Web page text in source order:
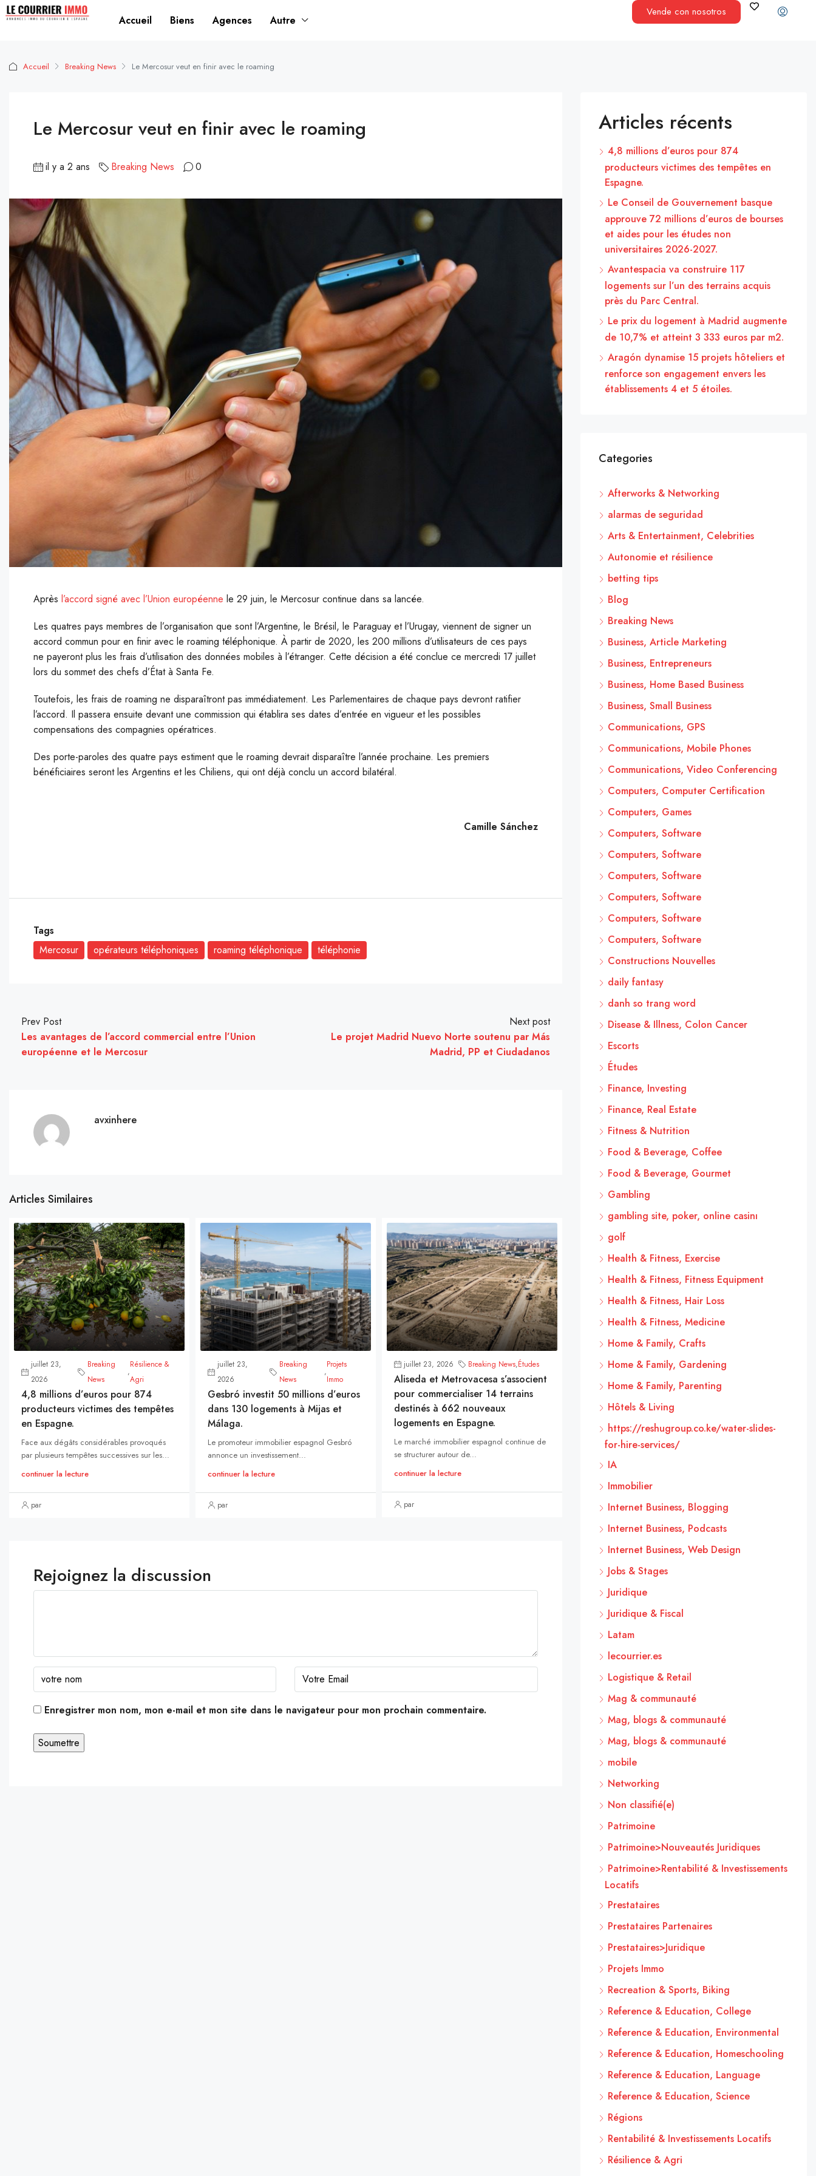
Accueil Biens Agences Autre
Vende con nosotros
Accueil Breaking News Le Mercosur veut en finir avec le roaming
Le Mercosur veut en finir avec le roaming
il y a 2 ans Breaking News 0
Après l’accord signé avec l’Union européenne le 29 juin, le Mercosur continue dans sa lancée.
Les quatres pays membres de l’organisation que sont l’Argentine, le Brésil, le Paraguay et l’Urugay, viennent de signer un
accord commun pour en finir avec le roaming téléphonique. À partir de 2020, les 200 millions d’utilisateurs de ces pays
ne payeront plus les frais d’utilisation des données mobiles à l’étranger. Cette décision a été conclue ce mercredi 17 juillet
lors du sommet des chefs d’État à Santa Fe.
Toutefois, les frais de roaming ne disparaîtront pas immédiatement. Les Parlementaires de chaque pays devront ratifier
l’accord. Il passera ensuite devant une commission qui établira ses dates d’entrée en vigueur et les possibles
compensations des compagnies opératrices.
Des porte-paroles des quatre pays estiment que le roaming devrait disparaître l’année prochaine. Les premiers
bénéficiaires seront les Argentins et les Chiliens, qui ont déjà conclu un accord bilatéral.
Camille Sánchez
Tags
Mercosur
opérateurs téléphoniques roaming téléphonique téléphonie
Prev Post
Les avantages de l’accord commercial entre l’Union
européenne et le Mercosur
Next post
Le projet Madrid Nuevo Norte soutenu par Más
Madrid, PP et Ciudadanos
avxinhere
Articles Similaires
juillet 23,
2026
Breaking
News
,
Résilience &
Agri
4,8 millions d’euros pour 874
producteurs victimes des tempêtes
en Espagne.
Face aux dégâts considérables provoqués
par plusieurs tempêtes successives sur les...
continuer la lecture
par
juillet 23,
2026
Breaking
News
,
Projets
Immo
Gesbró investit 50 millions d’euros
dans 130 logements à Mijas et
Málaga.
Le promoteur immobilier espagnol Gesbró
annonce un investissement...
continuer la lecture
par
juillet 23, 2026 Breaking News,Études
Aliseda et Metrovacesa s’associent
pour commercialiser 14 terrains
destinés à 662 nouveaux
logements en Espagne.
Le marché immobilier espagnol continue de
se structurer autour de...
continuer la lecture
par
Rejoignez la discussion
Enregistrer mon nom, mon e-mail et mon site dans le navigateur pour mon prochain commentaire.
Articles récents
4,8 millions d’euros pour 874
producteurs victimes des tempêtes en
Espagne.
Le Conseil de Gouvernement basque
approuve 72 millions d’euros de bourses
et aides pour les études non
universitaires 2026-2027.
Avantespacia va construire 117
logements sur l’un des terrains acquis
près du Parc Central.
Le prix du logement à Madrid augmente
de 10,7% et atteint 3 333 euros par m2.
Aragón dynamise 15 projets hôteliers et
renforce son engagement envers les
établissements 4 et 5 étoiles.
Categories
Afterworks & Networking
alarmas de seguridad
Arts & Entertainment, Celebrities
Autonomie et résilience
betting tips
Blog
Breaking News
Business, Article Marketing
Business, Entrepreneurs
Business, Home Based Business
Business, Small Business
Communications, GPS
Communications, Mobile Phones
Communications, Video Conferencing
Computers, Computer Certification
Computers, Games
Computers, Software
Computers, Software
Computers, Software
Computers, Software
Computers, Software
Computers, Software
Constructions Nouvelles
daily fantasy
danh so trang word
Disease & Illness, Colon Cancer
Escorts
Études
Finance, Investing
Finance, Real Estate
Fitness & Nutrition
Food & Beverage, Coffee
Food & Beverage, Gourmet
Gambling
gambling site, poker, online casinı
golf
Health & Fitness, Exercise
Health & Fitness, Fitness Equipment
Health & Fitness, Hair Loss
Health & Fitness, Medicine
Home & Family, Crafts
Home & Family, Gardening
Home & Family, Parenting
Hôtels & Living
https://reshugroup.co.ke/water-slides-
for-hire-services/
IA
Immobilier
Internet Business, Blogging
Internet Business, Podcasts
Internet Business, Web Design
Jobs & Stages
Juridique
Juridique & Fiscal
Latam
lecourrier.es
Logistique & Retail
Mag & communauté
Mag, blogs & communauté
Mag, blogs & communauté
mobile
Networking
Non classifié(e)
Patrimoine
Patrimoine>Nouveautés Juridiques
Patrimoine>Rentabilité & Investissements
Locatifs
Prestataires
Prestataires Partenaires
Prestataires>Juridique
Projets Immo
Recreation & Sports, Biking
Reference & Education, College
Reference & Education, Environmental
Reference & Education, Homeschooling
Reference & Education, Language
Reference & Education, Science
Régions
Rentabilité & Investissements Locatifs
Résilience & Agri